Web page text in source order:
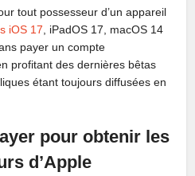
tout possesseur d’un appareil
iOS 17 , iPadOS 17, macOS 14
payer un compte
profitant des dernières bêtas
étant toujours diffusées en
pour obtenir les
d’Apple